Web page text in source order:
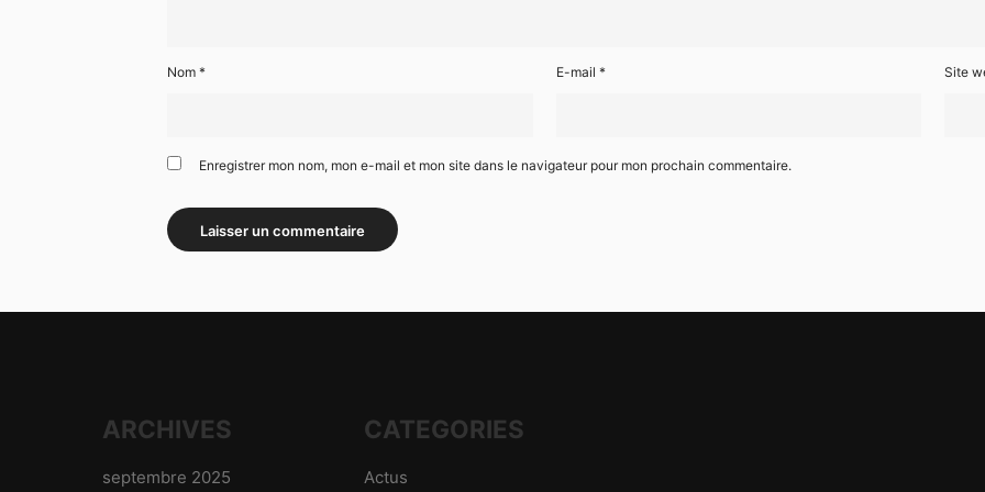
Nom * E-mail * Site
Enregistrer mon nom, mon e-mail et mon site dans le navigateur pour mon prochain commentaire.
ARCHIVES
septembre 2025
CATEGORIES
Actus